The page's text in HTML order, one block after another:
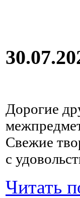
Дорогие
Свежие
с
Читать